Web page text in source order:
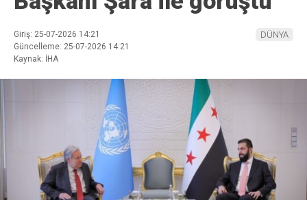
Giriş: 25-07-2026 14:21
Güncelleme: 25-07-2026 14:21
Kaynak: İHA
DÜNYA